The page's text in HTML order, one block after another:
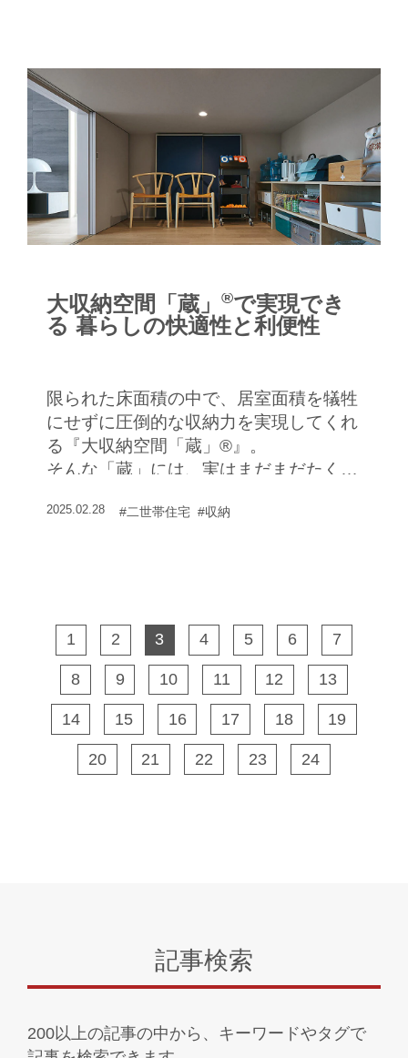
大収納空間「蔵」®で実現でき
る 暮らしの快適性と利便性
限られた床面積の中で、居室面積を犠牲
にせずに圧倒的な収納力を実現してくれ
る『大収納空間「蔵」®』。
そんな「蔵」には、実はまだまだたくさ
暮らしの快適性や利便性、変化に富んだ
2025.02.28 #二世帯住宅 #収納
1 2 3 4 5 6 7
8 9 10 11 12 13
14 15 16 17 18 19
20 21 22 23 24
記事検索
200以上の記事の中から、キーワードやタグで